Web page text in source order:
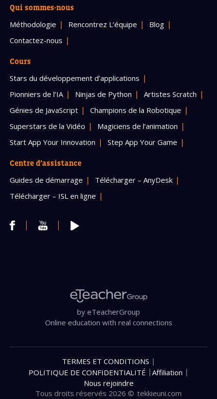
Qui sommes-nous
Méthodologie Rencontrez L’équipe
Blog
Contactez-nous
Cours
Stars du développement d’applications
Pionniers de l’IA
Ninjas de Python
Artistes Scratch
Génies de JavaScript
Champions de la Robotique
Superstars de la Vidéo
Magiciens de l’animation
Start App Your Innovation
Step App Your Game
Centre d’assistance
Guides de démarrage
Télécharger – AnyDesk
Télécharger – ISL en ligne
by eTeacherGroup
Online education with real connections
Tous droits réservés 2026 © tekkieuni.com
TERMES ET CONDITIONS |
POLITIQUE DE CONFIDENTIALITÉ | Affiliation |
Nous rejoindre